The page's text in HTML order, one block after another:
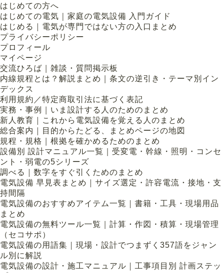
はじめての方へ
はじめての電気｜家庭の電気設備 入門ガイド
はじめる｜電気が専門ではない方の入口まとめ
プライバシーポリシー
プロフィール
マイページ
交流ひろば｜雑談・質問掲示板
内線規程とは？解説まとめ｜条文の逆引き・テーマ別イン
デックス
利用規約／特定商取引法に基づく表記
実務・事例｜いま設計する人のためのまとめ
新人教育｜これから電気設備を覚える人のまとめ
総合案内｜目的からたどる、まとめページの地図
規程・規格｜根拠を確かめるためのまとめ
設備別 設計マニュアル一覧｜受変電・幹線・照明・コンセ
ント・弱電の5シリーズ
調べる｜数字をすぐ引くためのまとめ
電気設備 早見表まとめ｜サイズ選定・許容電流・接地・支
持間隔
電気設備のおすすめアイテム一覧｜書籍・工具・現場用品
まとめ
電気設備の無料ツール一覧｜計算・作図・積算・現場管理
（セコサポ）
電気設備の用語集｜現場・設計でつまずく357語をジャン
ル別に解説
電気設備の設計・施工マニュアル｜工事項目別 計画ステッ